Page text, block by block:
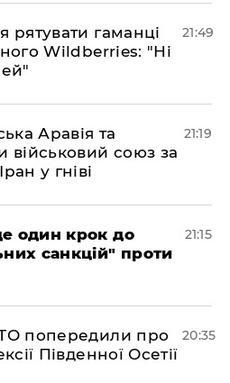
рятувати гаманці
Wildberries: "Ні
21:49
Аравія та
військовий союз за
у гніві
21:19
один крок до
санкцій" проти
21:15
попередили про
Південної Осетії
20:35